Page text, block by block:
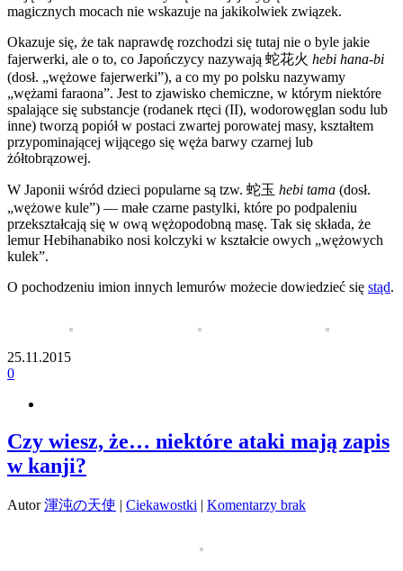
magicznych mocach nie wskazuje na jakikolwiek związek.
Okazuje się, że tak naprawdę rozchodzi się tutaj nie o byle jakie
fajerwerki, ale o to, co Japończycy nazywają 蛇花火 hebi hana-bi
(dosł. „wężowe fajerwerki”), a co my po polsku nazywamy
„wężami faraona”. Jest to zjawisko chemiczne, w którym niektóre
spalające się substancje (rodanek rtęci (II), wodorowęglan sodu lub
inne) tworzą popiół w postaci zwartej porowatej masy, kształtem
przypominającej wijącego się węża barwy czarnej lub
żółtobrązowej.
W Japonii wśród dzieci popularne są tzw. 蛇玉 hebi tama (dosł.
„wężowe kule”) — małe czarne pastylki, które po podpaleniu
przekształcają się w ową wężopodobną masę. Tak się składa, że
lemur Hebihanabiko nosi kolczyki w kształcie owych „wężowych
kulek”.
O pochodzeniu imion innych lemurów możecie dowiedzieć się stąd.
25.11.2015
0
Czy wiesz, że… niektóre ataki mają zapis
w kanji?
Autor 渾沌の天使 | Ciekawostki | Komentarzy brak